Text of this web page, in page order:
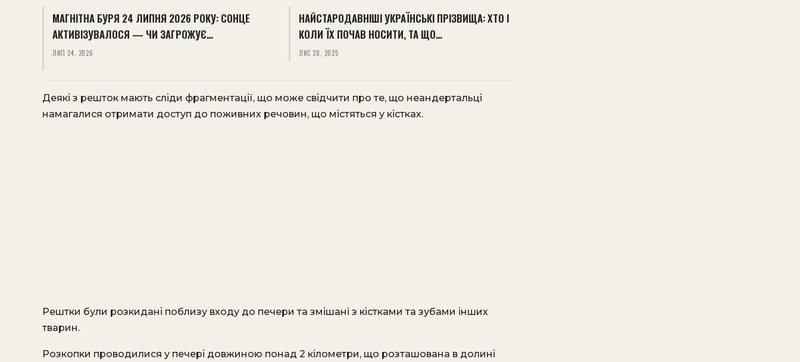
МАГНІТНА БУРЯ 24 ЛИПНЯ 2026 РОКУ: СОНЦЕ
АКТИВІЗУВАЛОСЯ — ЧИ ЗАГРОЖУЄ…
ЛИП 24, 2026
НАЙСТАРОДАВНІШІ УКРАЇНСЬКІ ПРІЗВИЩА: ХТО І
КОЛИ ЇХ ПОЧАВ НОСИТИ, ТА ЩО…
ЛИС 28, 2025
Деякі з решток мають сліди фрагментації, що може свідчити про те, що неандертальці
намагалися отримати доступ до поживних речовин, що містяться у кістках.
Рештки були розкидані поблизу входу до печери та змішані з кістками та зубами інших
тварин.
Розкопки проводилися у печері довжиною понад 2 кілометри, що розташована в долині